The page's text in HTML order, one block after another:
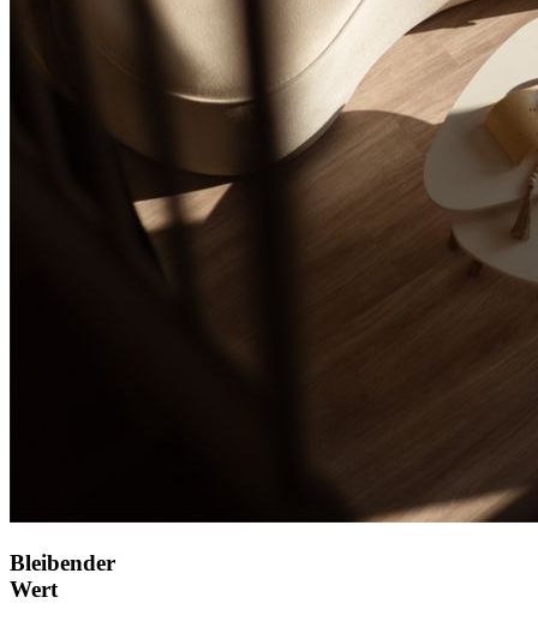
Bleibender
Wert